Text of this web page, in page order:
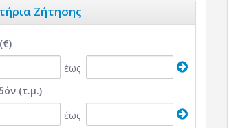
Ζήτησης
έως
(τ.μ.)
έως